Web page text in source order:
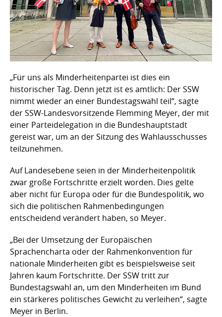
„Für uns als Minderheitenpartei ist dies ein
historischer Tag. Denn jetzt ist es amtlich: Der SSW
nimmt wieder an einer Bundestagswahl teil“, sagte
der SSW-Landesvorsitzende Flemming Meyer, der mit
einer Parteidelegation in die Bundeshauptstadt
gereist war, um an der Sitzung des Wahlausschusses
teilzunehmen.
Auf Landesebene seien in der Minderheitenpolitik
zwar große Fortschritte erzielt worden. Dies gelte
aber nicht für Europa oder für die Bundespolitik, wo
sich die politischen Rahmenbedingungen
entscheidend verändert haben, so Meyer.
„Bei der Umsetzung der Europäischen
Sprachencharta oder der Rahmenkonvention für
nationale Minderheiten gibt es beispielsweise seit
Jahren kaum Fortschritte. Der SSW tritt zur
Bundestagswahl an, um den Minderheiten im Bund
ein stärkeres politisches Gewicht zu verleihen“, sagte
Meyer in Berlin.